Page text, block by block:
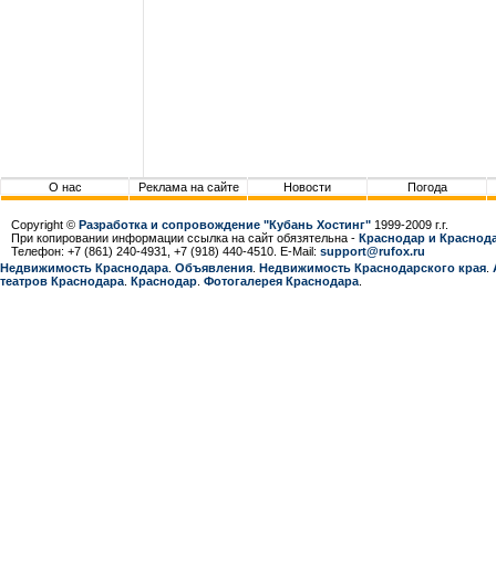
О нас Реклама на сайте Новости Погода
Copyright © Разработка и сопровождение "Кубань Хостинг" 1999-2009 г.г.
При копировании информации ссылка на сайт обязятельна - Краснодар и
Телефон: +7 (861) 240-4931, +7 (918) 440-4510. E-Mail: support@rufox.ru
Недвижимость Краснодара Объявления Недвижимость Краснодарcкого края
театров Краснодара Краснодар Фотогалерея Краснодара